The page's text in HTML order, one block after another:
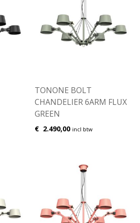
TONONE BOLT
CHANDELIER 6ARM FLUX
GREEN
€ 2.490,00 incl btw